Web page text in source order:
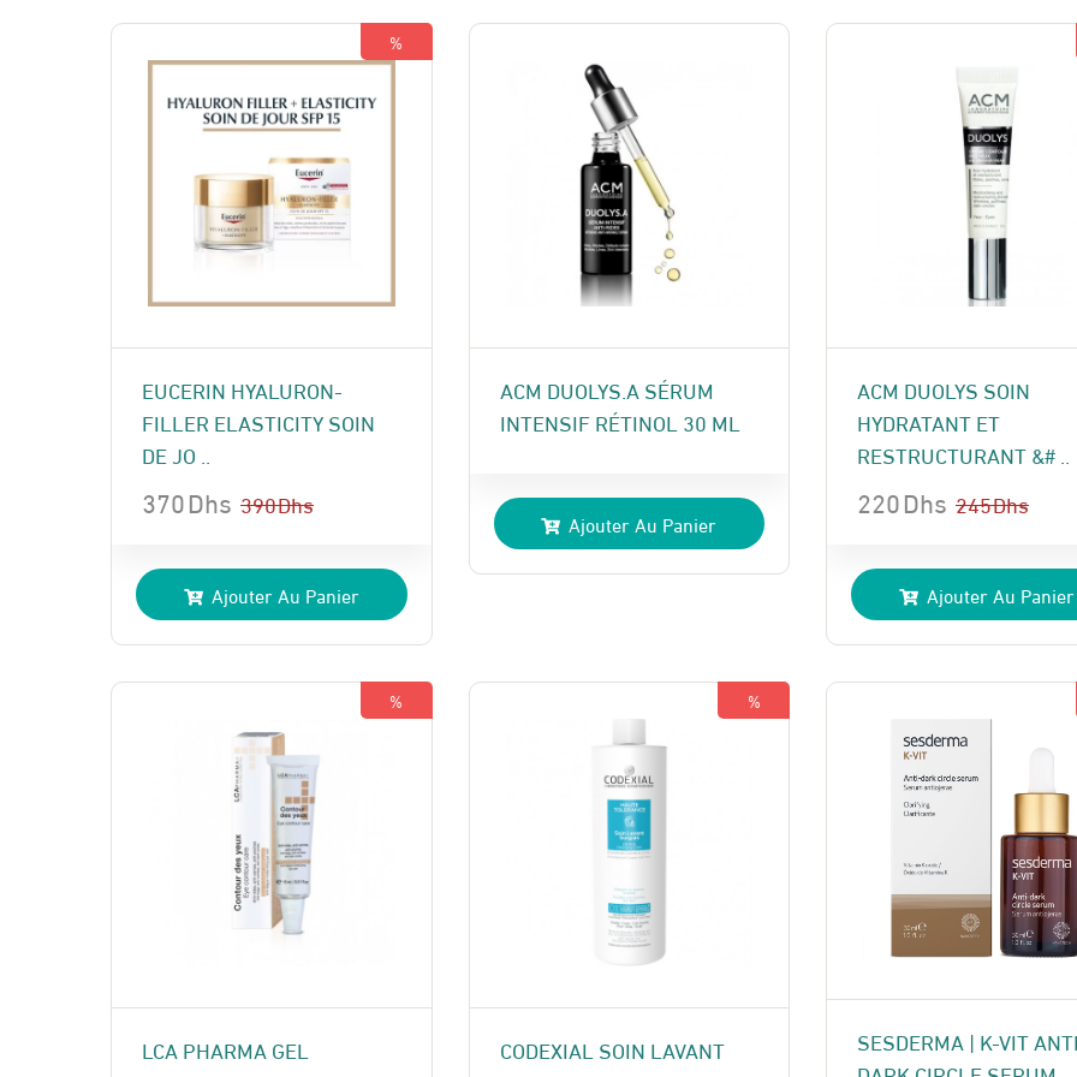
409 Dhs.
380 Dhs.
%
EUCERIN HYALURON-
FILLER ELASTICITY SOIN
DE JO ..
390Dhs
prix
initial
était :
390 Dhs.
370Dhs
prix
actuel
est :
370 Dhs.
Ajouter Au Panier
ACM DUOLYS.A SÉRUM
INTENSIF RÉTINOL 30 ML
Ajouter Au Panier
ACM DUOLYS SOIN
HYDRATANT ET
RESTRUCTURANT &# ..
245Dhs
prix
initial
était :
245 Dhs.
220Dhs
prix
actuel
est :
220 Dhs.
Ajouter Au Panier
%
LCA PHARMA GEL
%
CODEXIAL SOIN LAVANT
SESDERMA | K-VIT